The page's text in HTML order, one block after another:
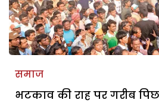
समाज
भटकाव की राह पर गरीब